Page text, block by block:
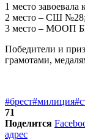
1 место
2 место – СШ №28;
3 место – МООП
Победители и
грамотами,
#брест#милиция
71
Поделится
адрес